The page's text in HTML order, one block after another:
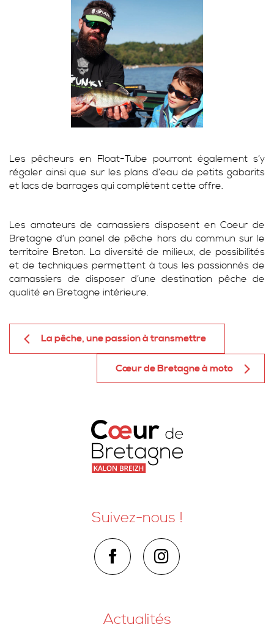
Les pêcheurs en Float-Tube pourront également s’y
régaler ainsi que sur les plans d’eau de petits gabarits
et lacs de barrages qui complètent cette offre.
Les amateurs de carnassiers disposent en Coeur de
Bretagne d’un panel de pêche hors du commun sur le
territoire Breton. La diversité de milieux, de possibilités
et de techniques permettent à tous les passionnés de
carnassiers de disposer d’une destination pêche de
qualité en Bretagne intérieure.
La pêche, une passion à transmettre
Cœur de Bretagne à moto
Suivez-nous !
Actualités